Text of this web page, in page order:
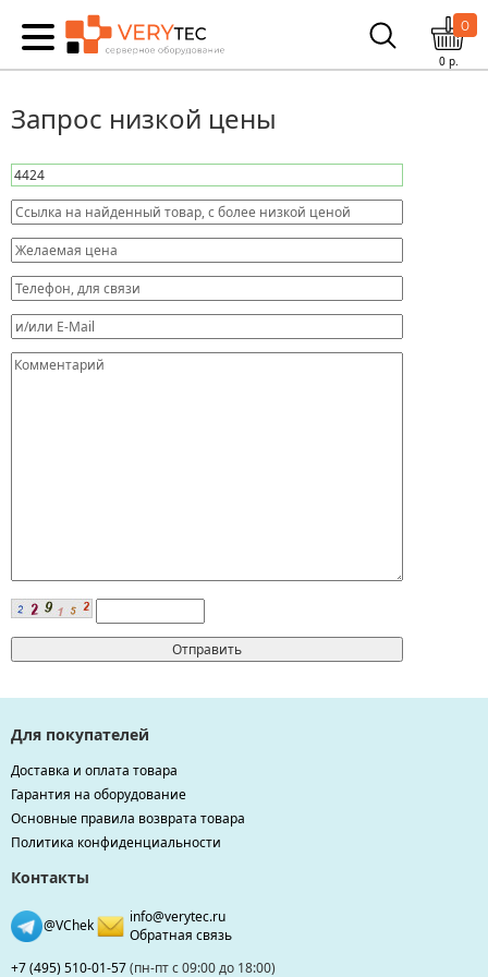
0
0р.
Запрос низкой цены
Для покупателей
Доставка и оплата товара
Гарантия на оборудование
Основные правила возврата товара
Политика конфиденциальности
Контакты
@VChek
info@verytec.ru
Обратная связь
+7 (495) 510-01-57(пн-пт с 09:00 до 18:00)